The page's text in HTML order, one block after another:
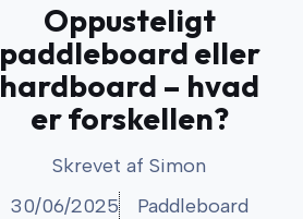
Oppusteligt
paddleboard eller
hardboard – hvad
er forskellen?
Skrevet afSimon
30/06/2025
Paddleboard